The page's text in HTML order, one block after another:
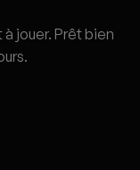
jouer. Prêt bien